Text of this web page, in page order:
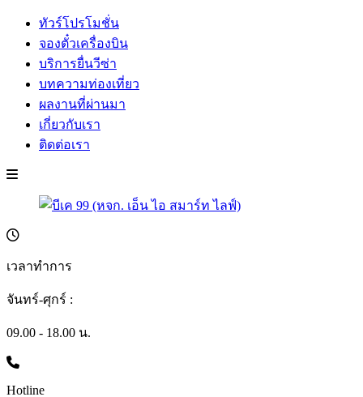
ทัวร์โปรโมชั่น
จองตั๋วเครื่องบิน
บริการยื่นวีซ่า
บทความท่องเที่ยว
ผลงานที่ผ่านมา
เกี่ยวกับเรา
ติดต่อเรา
เวลาทำการ
จันทร์-ศุกร์ :
09.00 - 18.00 น.
Hotline